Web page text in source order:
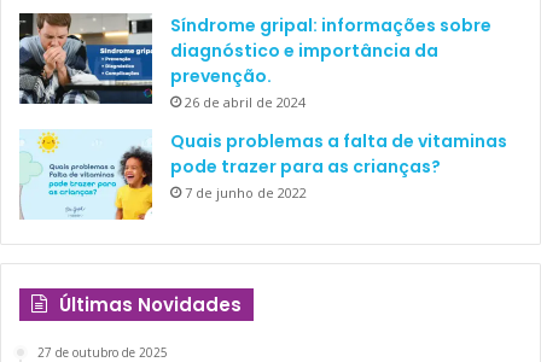
Síndrome gripal: informações sobre
diagnóstico e importância da
prevenção.
26 de abril de 2024
Quais problemas a falta de vitaminas
pode trazer para as crianças?
7 de junho de 2022
Últimas Novidades
27 de outubro de 2025